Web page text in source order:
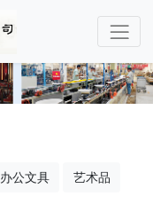
办公文具 艺术品